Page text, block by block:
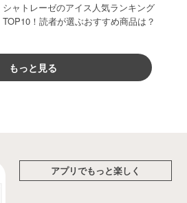
シャトレーゼのアイス人気ランキング
TOP10！読者が選ぶおすすめ商品は？
もっと見る
アプリでもっと楽しく